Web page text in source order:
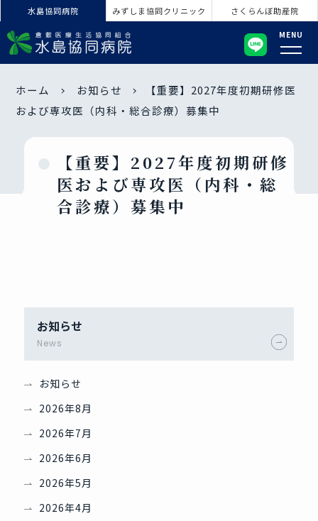
水島協同病院 みずしま協同クリニック さくらんぼ助産院
MENU
ホーム お知らせ
【重要】2027年度初期研修医
および専攻医（内科・総合診療）募集中
【重要】2027年度初期研修
医および専攻医（内科・総
合診療）募集中
お知らせ
News
お知らせ
2026年8月
2026年7月
2026年6月
2026年5月
2026年4月